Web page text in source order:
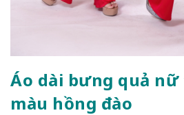
Áo dài bưng quả
màu hồng đào